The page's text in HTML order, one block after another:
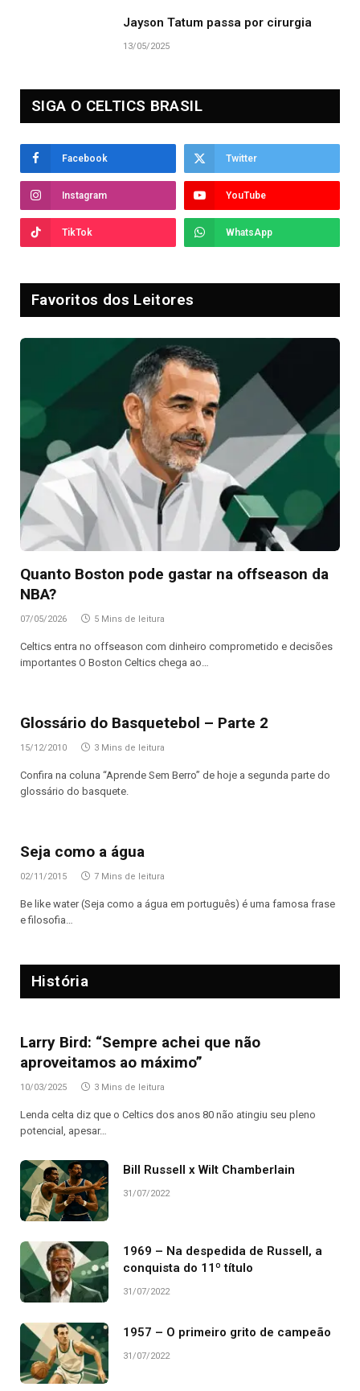
Jayson Tatum passa por cirurgia
13/05/2025
SIGA O CELTICS BRASIL
Facebook Twitter
Instagram YouTube
TikTok WhatsApp
Favoritos dos Leitores
Quanto Boston pode gastar na offseason da
NBA?
07/05/2026 5 Mins de leitura
Celtics entra no offseason com dinheiro comprometido e decisões
importantes O Boston Celtics chega ao…
Glossário do Basquetebol – Parte 2
15/12/2010 3 Mins de leitura
Confira na coluna “Aprende Sem Berro” de hoje a segunda parte do
glossário do basquete.
Seja como a água
02/11/2015 7 Mins de leitura
Be like water (Seja como a água em português) é uma famosa frase
e filosofia…
História
Larry Bird: “Sempre achei que não
aproveitamos ao máximo”
10/03/2025 3 Mins de leitura
Lenda celta diz que o Celtics dos anos 80 não atingiu seu pleno
potencial, apesar…
Bill Russell x Wilt Chamberlain
31/07/2022
1969 – Na despedida de Russell, a
conquista do 11º título
31/07/2022
1957 – O primeiro grito de campeão
31/07/2022